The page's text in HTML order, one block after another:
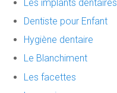
Les implants dentaires
Dentiste pour Enfant
Hygiène dentaire
Le Blanchiment
Les facettes